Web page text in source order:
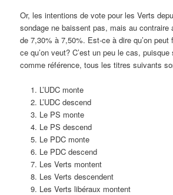
Or, les intentions de vote pour les Verts
sondage ne baissent pas, mais au contraire
de 7,30% à 7,50%. Est-ce à dire qu’on peut
ce qu’on veut? C’est un peu le cas,
comme référence, tous les titres suivants
L’UDC monte
L’UDC descend
Le PS monte
Le PS descend
Le PDC monte
Le PDC descend
Les Verts montent
Les Verts descendent
Les Verts libéraux montent